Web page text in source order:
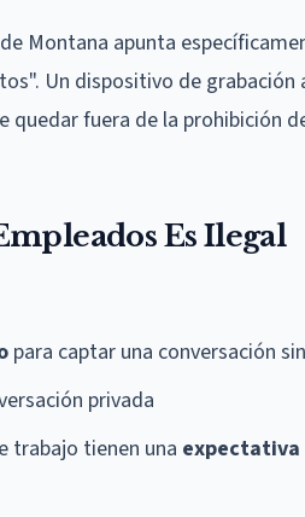
Montana apunta
Un dispositivo de
quedar fuera de la prohibición
Es Ilegal
para captar una conversación
privada
trabajo tienen una expectativa